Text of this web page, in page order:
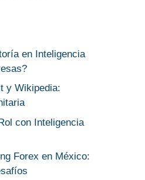
en Inteligencia
y Wikipedia:
con Inteligencia
Forex en México: